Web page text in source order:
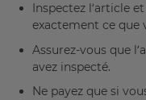
Inspectez l’article
exactement ce que
Assurez-vous que
avez inspecté.
Ne payez que si